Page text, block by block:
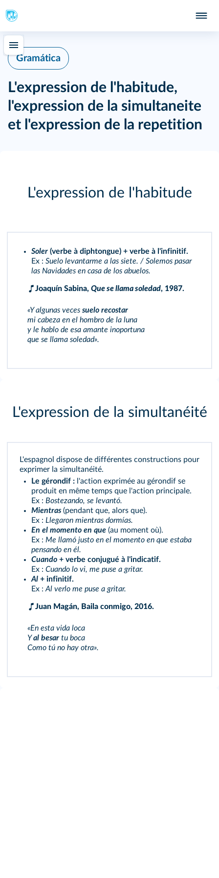
Gramática
L'expression de l'habitude,
l'expression de la simultaneite
et l'expression de la repetition
L'expression de l'habitude
Soler (verbe à diphtongue) + verbe à l'infinitif.
Ex : Suelo levantarme a las siete. / Solemos pasar
las Navidades en casa de los abuelos.
Joaquín Sabina, Que se llama soledad, 1987.
«Y algunas veces suelo recostar
mi cabeza en el hombro de la luna
y le hablo de esa amante inoportuna
que se llama soledad».
L'expression de la simultanéité
L'espagnol dispose de différentes constructions pour
exprimer la simultanéité.
Le gérondif : l'action exprimée au gérondif se
produit en même temps que l'action principale.
Ex : Bostezando, se levantó.
Mientras (pendant que, alors que).
Ex : Llegaron mientras dormías.
En el momento en que (au moment où).
Ex : Me llamó justo en el momento en que estaba
pensando en él.
Cuando + verbe conjugué à l'indicatif.
Ex : Cuando lo vi, me puse a gritar.
Al + infinitif.
Ex : Al verlo me puse a gritar.
Juan Magán, Baila conmigo, 2016.
«En esta vida loca
Yal besar tu boca
Como tú no hay otra».